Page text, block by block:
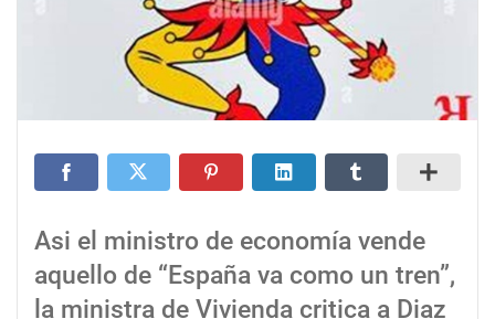
Asi el ministro de economía vende
aquello de “España va como un tren”,
la ministra de Vivienda critica a Diaz